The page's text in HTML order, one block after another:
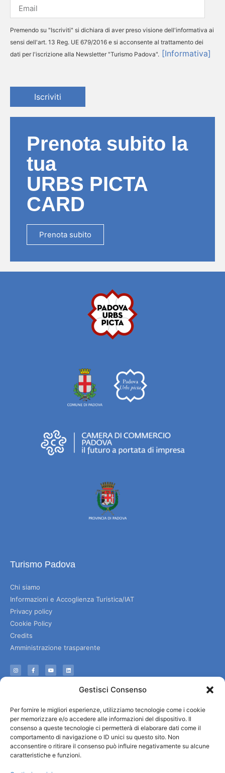
Gestisci Consenso
Per fornire le migliori esperienze, utilizziamo tecnologie come i cookie
per memorizzare e/o accedere alle informazioni del dispositivo. Il
consenso a queste tecnologie ci permetterà di elaborare dati come il
comportamento di navigazione o ID unici su questo sito. Non
acconsentire o ritirare il consenso può influire negativamente su alcune
caratteristiche e funzioni.
Premendo su "Iscriviti" si dichiara di aver preso visione dell'informativa ai
sensi dell'art. 13 Reg. UE 679/2016 e si acconsente al trattamento dei
dati per l'iscrizione alla Newsletter "Turismo Padova". [Informativa]
Iscriviti
Prenota subito la
tua
URBS PICTA
CARD
Prenota subito
Turismo Padova
Chi siamo
Informazioni e Accoglienza Turistica/IAT
Privacy policy
Cookie Policy
Credits
Amministrazione trasparente
Servizi utili
Download brochures